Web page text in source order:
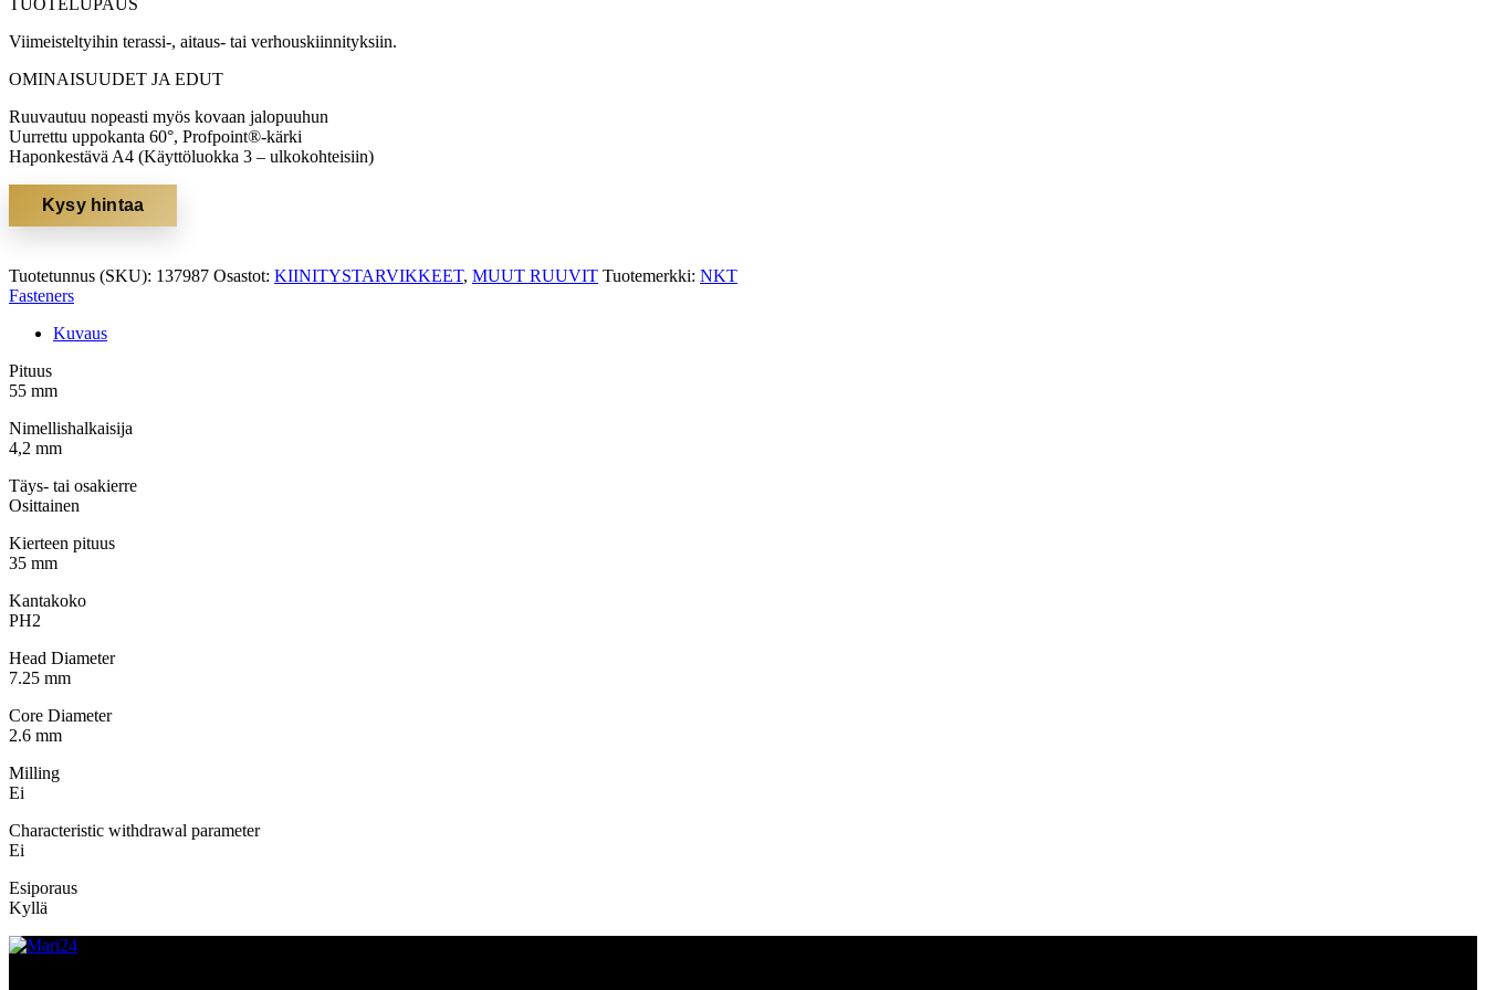
TUOTELUPAUS
Viimeisteltyihin terassi-, aitaus- tai verhouskiinnityksiin.
OMINAISUUDET JA EDUT
Ruuvautuu nopeasti myös kovaan jalopuuhun
Uurrettu uppokanta 60°, Profpoint®-kärki
Haponkestävä A4 (Käyttöluokka 3 – ulkokohteisiin)
Kysy hintaa
Tuotetunnus (SKU): 137987 Osastot: KIINITYSTARVIKKEET, MUUT RUUVIT Tuotemerkki: NKT
Fasteners
Kuvaus
Pituus
55 mm
Nimellishalkaisija
4,2 mm
Täys- tai osakierre
Osittainen
Kierteen pituus
35 mm
Kantakoko
PH2
Head Diameter
7.25 mm
Core Diameter
2.6 mm
Milling
Ei
Characteristic withdrawal parameter
Ei
Esiporaus
Kyllä